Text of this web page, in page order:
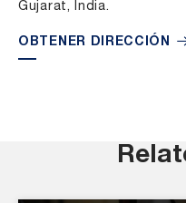
Gujarat, India.
OBTENER DIRECCIÓN